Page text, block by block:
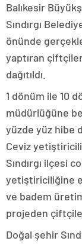
Balıkesir
Sındırgı
önünde
yaptıran
dağıtıldı.
1 dönüm ile 10
müdürlüğüne
yüzde yüz hibe
Ceviz
Sındırgı ilçesi
yetiştiriciliğine
ve badem
projeden
Doğal şehir